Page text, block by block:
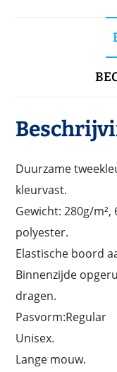
Duurzame
kleurvast.
Gewicht: 280g/m²,
polyester.
Elastische boord
Binnenzijde
dragen.
Pasvorm:Regular
Unisex.
Lange mouw.